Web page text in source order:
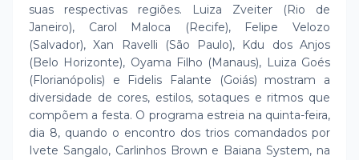
suas respectivas regiões. Luiza Zveiter (Rio de
Janeiro), Carol Maloca (Recife), Felipe Velozo
(Salvador), Xan Ravelli (São Paulo), Kdu dos Anjos
(Belo Horizonte), Oyama Filho (Manaus), Luiza Goés
(Florianópolis) e Fidelis Falante (Goiás) mostram a
diversidade de cores, estilos, sotaques e ritmos que
compõem a festa. O programa estreia na quinta-feira,
dia 8, quando o encontro dos trios comandados por
Ivete Sangalo, Carlinhos Brown e Baiana System, na